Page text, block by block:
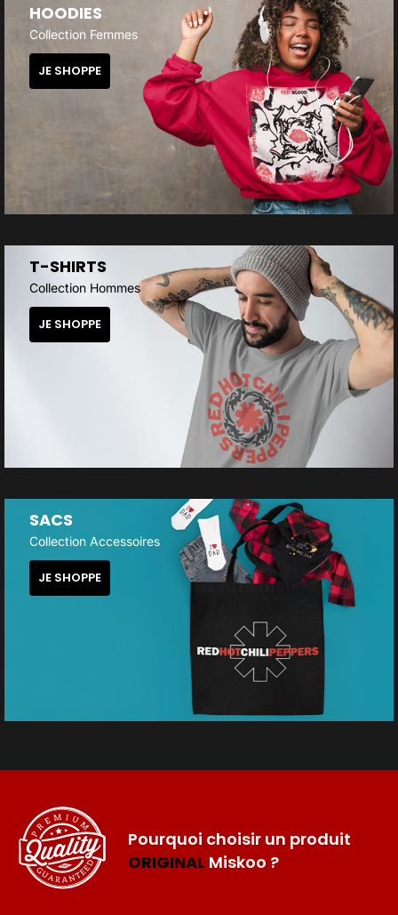
HOODIES
Collection Femmes
JE SHOPPE
T-SHIRTS
Collection Hommes
JE SHOPPE
SACS
Collection Accessoires
JE SHOPPE
Pourquoi choisir un produit
ORIGINAL Miskoo ?